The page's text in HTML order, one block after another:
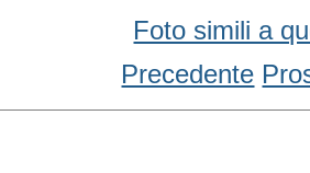
Foto simili a
Precedente